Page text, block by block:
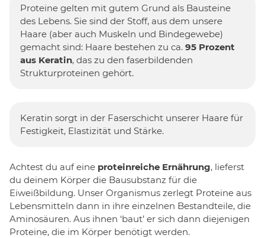
Proteine gelten mit gutem Grund als Bausteine
des Lebens. Sie sind der Stoff, aus dem unsere
Haare (aber auch Muskeln und Bindegewebe)
gemacht sind: Haare bestehen zu ca. 95 Prozent
aus Keratin, das zu den faserbildenden
Strukturproteinen gehört.
Keratin sorgt in der Faserschicht unserer Haare für
Festigkeit, Elastizität und Stärke.
Achtest du auf eine proteinreiche Ernährung, lieferst
du deinem Körper die Bausubstanz für die
Eiweißbildung. Unser Organismus zerlegt Proteine aus
Lebensmitteln dann in ihre einzelnen Bestandteile, die
Aminosäuren. Aus ihnen ‘baut’ er sich dann diejenigen
Proteine, die im Körper benötigt werden.